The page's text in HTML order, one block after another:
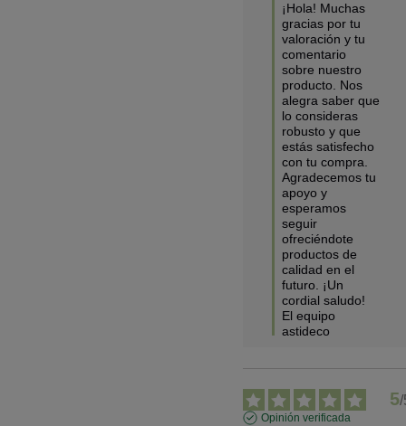
¡Hola! Muchas
gracias por tu
valoración y tu
comentario
sobre nuestro
producto. Nos
alegra saber que
lo consideras
robusto y que
estás satisfecho
con tu compra.
Agradecemos tu
apoyo y
esperamos
seguir
ofreciéndote
productos de
calidad en el
futuro. ¡Un
cordial saludo!
El equipo
astideco
5/
Opinión verificada